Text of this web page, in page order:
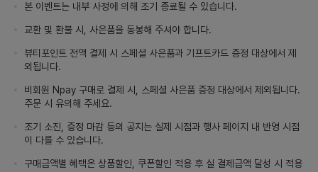
본 이벤트는 내부 사정에 의해 조기 종료될 수 있습니다.
교환 및 환불 시, 사은품을 동봉해 주셔야 합니다.
뷰티포인트 전액 결제 시 스페셜 사은품과 기프트카드 증정 대상에서 제
외됩니다.
비회원 Npay 구매로 결제 시, 스페셜 사은품 증정 대상에서 제외됩니다.
주문 시 유의해 주세요.
조기 소진, 증정 마감 등의 공지는 실제 시점과 행사 페이지 내 반영 시점
이 다를 수 있습니다.
구매금액별 혜택은 상품할인, 쿠폰할인 적용 후 실 결제금액 달성 시 적용